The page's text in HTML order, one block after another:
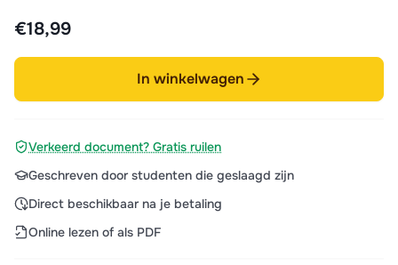
€18,99
In winkelwagen
Verkeerd document? Gratis ruilen
Geschreven door studenten die geslaagd zijn
Direct beschikbaar na je betaling
Online lezen of als PDF